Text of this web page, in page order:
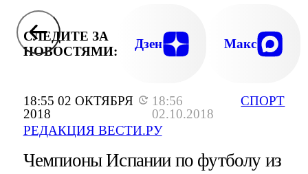
18:55 02 ОКТЯБРЯ
2018
18:56
02.10.2018
РЕДАКЦИЯ ВЕСТИ.РУ
СПОРТ
СЛЕДИТЕ ЗА
НОВОСТЯМИ:
Дзен Макс
Чемпионы Испании по футболу из